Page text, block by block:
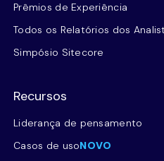
Prêmios de Experiência
Todos os Relatórios dos
Simpósio Sitecore
Recursos
Liderança de pensamento
Casos de usoNOVO